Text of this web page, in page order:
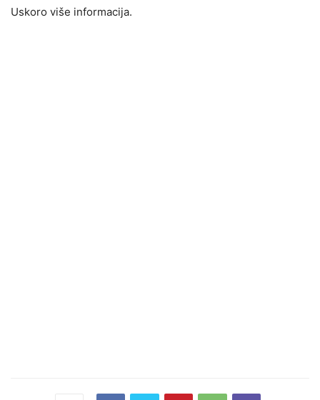
Uskoro više informacija.